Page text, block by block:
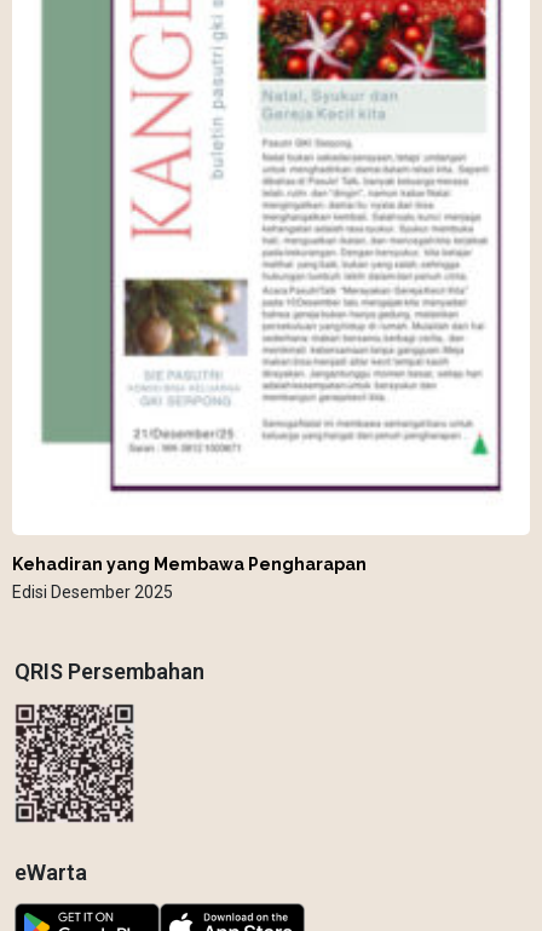
Kehadiran yang Membawa Pengharapan
Edisi Desember 2025
QRIS Persembahan
eWarta